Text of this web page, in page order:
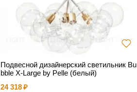
Подвесной дизайнерский светильник Bu
bble X-Large by Pelle (белый)
24 318